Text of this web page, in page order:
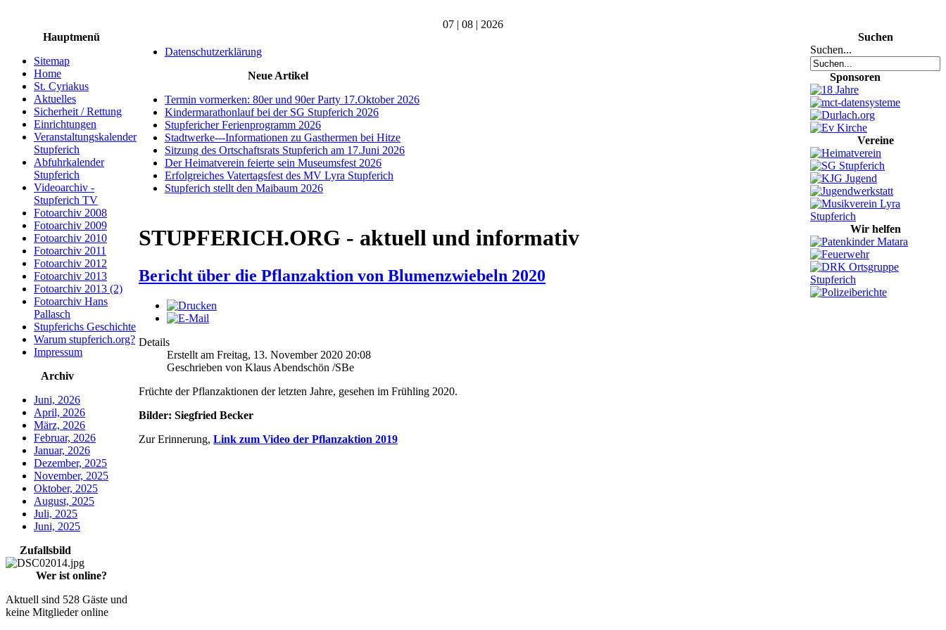
07 | 08 | 2026
Hauptmenü
Sitemap
Home
St. Cyriakus
Aktuelles
Sicherheit / Rettung
Einrichtungen
Veranstaltungskalender
Stupferich
Abfuhrkalender
Stupferich
Videoarchiv -
Stupferich TV
Fotoarchiv 2008
Fotoarchiv 2009
Fotoarchiv 2010
Fotoarchiv 2011
Fotoarchiv 2012
Fotoarchiv 2013
Fotoarchiv 2013 (2)
Fotoarchiv Hans
Pallasch
Stupferichs Geschichte
Warum stupferich.org?
Impressum
Archiv
Juni, 2026
April, 2026
März, 2026
Februar, 2026
Januar, 2026
Dezember, 2025
November, 2025
Oktober, 2025
August, 2025
Juli, 2025
Juni, 2025
Zufallsbild
Wer ist online?
Aktuell sind 528 Gäste und
keine Mitglieder online
Datenschutzerklärung
Neue Artikel
Termin vormerken: 80er und 90er Party 17.Oktober 2026
Kindermarathonlauf bei der SG Stupferich 2026
Stupfericher Ferienprogramm 2026
Stadtwerke---Informationen zu Gasthermen bei Hitze
Sitzung des Ortschaftsrats Stupferich am 17.Juni 2026
Der Heimatverein feierte sein Museumsfest 2026
Erfolgreiches Vatertagsfest des MV Lyra Stupferich
Stupferich stellt den Maibaum 2026
STUPFERICH.ORG - aktuell und informativ
Bericht über die Pflanzaktion von Blumenzwiebeln 2020
Details
Erstellt am Freitag, 13. November 2020 20:08
Geschrieben von Klaus Abendschön /SBe
Früchte der Pflanzaktionen der letzten Jahre, gesehen im Frühling 2020.
Bilder: Siegfried Becker
Zur Erinnerung, Link zum Video der Pflanzaktion 2019
Suchen
Suchen...
Sponsoren
Vereine
Wir helfen